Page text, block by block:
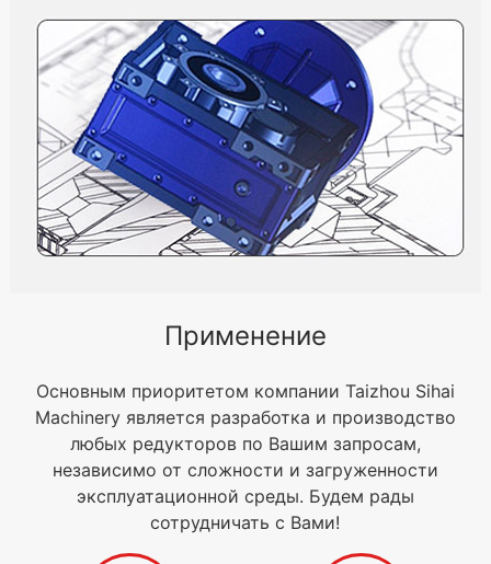
Применение
Основным приоритетом компании Taizhou Sihai
Machinery является разработка и производство
любых редукторов по Вашим запросам,
независимо от сложности и загруженности
эксплуатационной среды. Будем рады
сотрудничать с Вами!